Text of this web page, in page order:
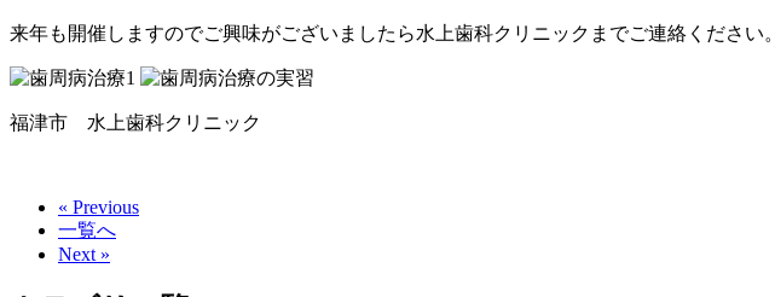
来年も開催しますのでご興味がございましたら水上歯科クリニックまでご連絡ください。
福津市 水上歯科クリニック
« Previous
一覧へ
Next »